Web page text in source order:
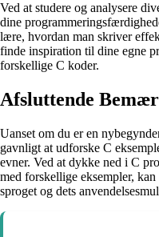
Ved at studere og analysere
dine
lære, hvordan man skriver
finde inspiration til dine egne
forskellige C koder.
Afsluttende
Uanset om du er en
gavnligt at udforske C
evner. Ved at dykke ned i C
med forskellige eksempler,
sproget og dets